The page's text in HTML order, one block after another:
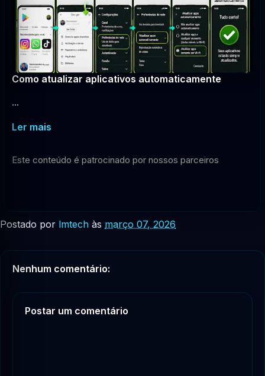
Como atualizar aplicativos automaticamente
...
Ler mais
Este conteúdo é patrocinado por nossos parceiros
Postado por lmtech às março 07, 2026
Nenhum comentário:
Postar um comentário